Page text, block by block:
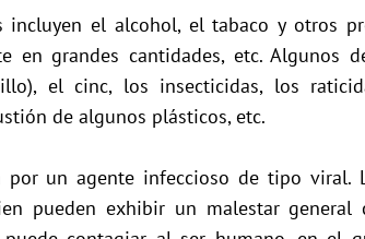
incluyen el alcohol, el tabaco y otros
en grandes cantidades, etc. Algunos
el cinc, los insecticidas, los
de algunos plásticos, etc.
por un agente infeccioso de tipo viral.
pueden exhibir un malestar general